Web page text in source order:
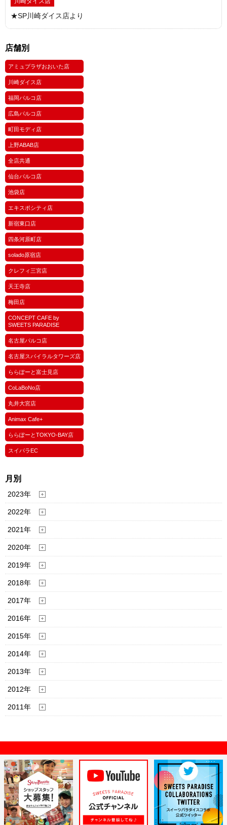
★SP川崎ダイス店より
店舗別
アミュプラザおおいた店
川崎ダイス店
福岡パルコ店
広島パルコ店
町田モディ店
上野ABAB店
全店共通
仙台パルコ店
池袋店
エキスポシティ店
新宿東口店
四条河原町店
solado原宿店
クレフィ三宮店
天王寺店
梅田店
CONCEPT CAFE by
SWEETS PARADISE
名古屋パルコ店
名古屋スパイラルタワーズ店
ららぽーと富士見店
CoLaBoNo店
丸井大宮店
Animax Cafe+
ららぽーとTOKYO-BAY店
スイパラEC
月別
2023年
2022年
2021年
2020年
2019年
2018年
2017年
2016年
2015年
2014年
2013年
2012年
2011年